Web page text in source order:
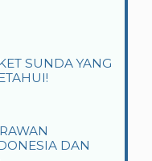
SUNDA YANG
DAN